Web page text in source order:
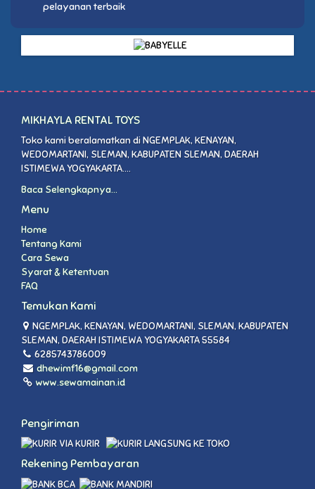
pelayanan terbaik
MIKHAYLA RENTAL TOYS
Toko kami beralamatkan di NGEMPLAK, KENAYAN,
WEDOMARTANI, SLEMAN, KABUPATEN SLEMAN, DAERAH
ISTIMEWA YOGYAKARTA....
Baca Selengkapnya...
Menu
Home
Tentang Kami
Cara Sewa
Syarat & Ketentuan
FAQ
Temukan Kami
NGEMPLAK, KENAYAN, WEDOMARTANI, SLEMAN, KABUPATEN
SLEMAN, DAERAH ISTIMEWA YOGYAKARTA 55584
6285743786009
dhewimf16@gmail.com
www.sewamainan.id
Pengiriman
VIA KURIR LANGSUNG KE TOKO
Rekening Pembayaran